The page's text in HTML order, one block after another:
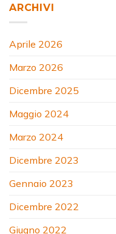
ARCHIVI
Aprile 2026
Marzo 2026
Dicembre 2025
Maggio 2024
Marzo 2024
Dicembre 2023
Gennaio 2023
Dicembre 2022
Giugno 2022